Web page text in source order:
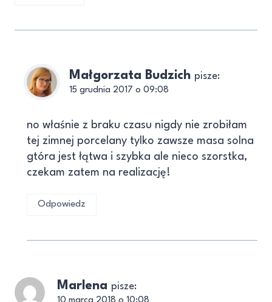
Małgorzata Budzich pisze:
15 grudnia 2017 o 09:08
no właśnie z braku czasu nigdy nie zrobiłam
tej zimnej porcelany tylko zawsze masa solna
gtóra jest łątwa i szybka ale nieco szorstka,
czekam zatem na realizację!
Odpowiedz
Marlena pisze: